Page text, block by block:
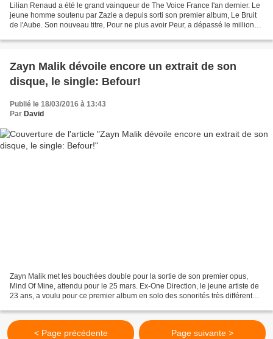
Lilian Renaud a été le grand vainqueur de The Voice France l'an dernier. Le
jeune homme soutenu par Zazie a depuis sorti son premier album, Le Bruit
de l'Aube. Son nouveau titre, Pour ne plus avoir Peur, a dépassé le million
Zayn Malik dévoile encore un extrait de son
disque, le single: Befour!
Publié le 18/03/2016 à 13:43
Par David
Zayn Malik met les bouchées double pour la sortie de son premier opus,
Mind Of Mine, attendu pour le 25 mars. Ex-One Direction, le jeune artiste de
23 ans, a voulu pour ce premier album en solo des sonorités très différentes,
< Page précédente Page suivante >